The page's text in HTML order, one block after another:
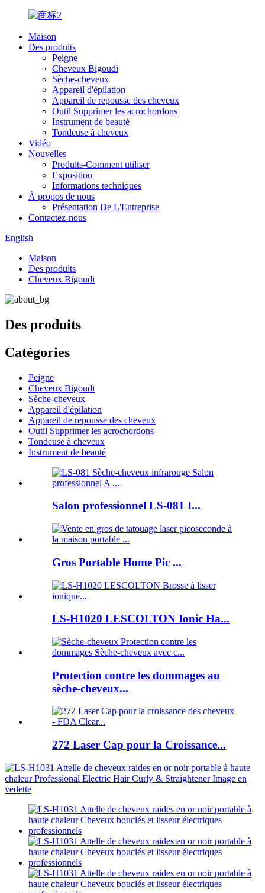
Maison
Des produits
Peigne
Cheveux Bigoudi
Sèche-cheveux
Appareil d'épilation
Appareil de repousse des cheveux
Outil Supprimer les acrochordons
Instrument de beauté
Tondeuse à cheveux
Vidéo
Nouvelles
Produits-Comment utiliser
Exposition
Informations techniques
À propos de nous
Présentation De L'Entreprise
Contactez-nous
English
Maison
Des produits
Cheveux Bigoudi
Des produits
Catégories
Peigne
Cheveux Bigoudi
Sèche-cheveux
Appareil d'épilation
Appareil de repousse des cheveux
Outil Supprimer les acrochordons
Tondeuse à cheveux
Instrument de beauté
Salon professionnel LS-081 I...
Gros Portable Home Pic ...
LS-H1020 LESCOLTON Ionic Ha...
Protection contre les dommages au
sèche-cheveux...
272 Laser Cap pour la Croissance...